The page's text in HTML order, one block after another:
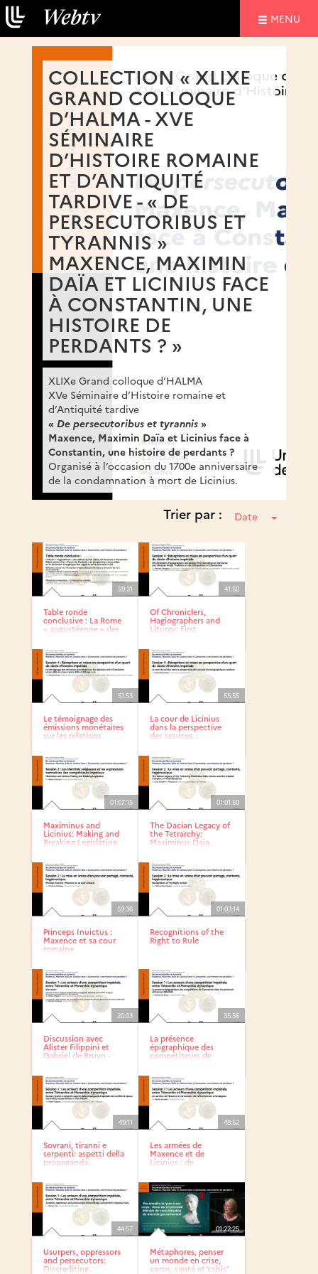
MENU
COLLECTION « XLIXE
GRAND COLLOQUE
D’HALMA - XVE
SÉMINAIRE
D’HISTOIRE ROMAINE
ET D’ANTIQUITÉ
TARDIVE - « DE
PERSECUTORIBUS ET
TYRANNIS »
MAXENCE, MAXIMIN
DAÏA ET LICINIUS FACE
À CONSTANTIN, UNE
HISTOIRE DE
PERDANTS ? »
XLIXe Grand colloque d’HALMA
XVe Séminaire d’Histoire romaine et
d’Antiquité tardive
« De persecutoribus et tyrannis »
Maxence, Maximin Daïa et Licinius face à
Constantin, une histoire de perdants ?
Organisé à l’occasion du 1700e anniversaire
de la condamnation à mort de Licinius.
Trier par : Date
59:31
Table ronde
conclusive : La Rome
« augustéenne » des
41:50
Of Chroniclers,
Hagiographers and
Liturgy: First
51:53
Le témoignage des
émissions monétaires
sur les relations
55:55
La cour de Licinius
dans la perspective
des sources...
01:07:15
Maximinus and
Licinius: Making and
Breaking Legislation
01:01:50
The Dacian Legacy of
the Tetrarchy:
Maximinus Daia,
59:36
Princeps Inuictus :
Maxence et sa cour
romaine
01:03:14
Recognitions of the
Right to Rule
20:03
Discussion avec
Alister Filippini et
Gabriel de Bruyn -
35:56
La présence
épigraphique des
compétiteurs de
49:11
Sovrani, tiranni e
serpenti: aspetti della
propaganda...
48:52
Les armées de
Maxence et de
Licinius : de
44:57
Usurpers, oppressors
and persecutors:
Discrediting...
01:22:25
Métaphores, penser
un monde en crise,
corps, santé et ‘crisis’